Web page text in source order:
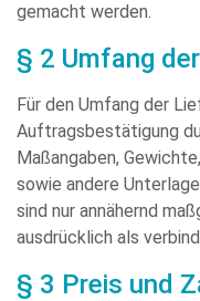
gemacht werden.
§ 2 Umfang
Für den Umfang der
Auftragsbestätigung
Maßangaben,
sowie andere
sind nur annähernd
ausdrücklich als
§ 3 Preis und